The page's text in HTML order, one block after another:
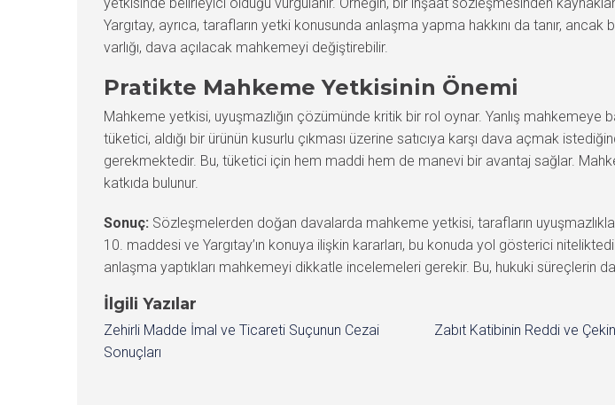
Yargıtay, ayrıca, tarafların yetki konusunda anlaşma yapma hakkını da tanır,
varlığı, dava açılacak mahkemeyi değiştirebilir.
Pratikte Mahkeme Yetkisinin Önemi
Mahkeme yetkisi, uyuşmazlığın çözümünde kritik bir rol oynar. Yanlış mahkemeye
tüketici, aldığı bir ürünün kusurlu çıkması üzerine satıcıya karşı dava açmak
gerekmektedir. Bu, tüketici için hem maddi hem de manevi bir avantaj sağlar.
katkıda bulunur.
Sonuç: Sözleşmelerden doğan davalarda mahkeme yetkisi, tarafların
10. maddesi ve Yargıtay’ın konuya ilişkin kararları, bu konuda yol gösterici
anlaşma yaptıkları mahkemeyi dikkatle incelemeleri gerekir. Bu, hukuki süreçlerin
İlgili Yazılar
Zehirli Madde İmal ve Ticareti Suçunun Cezai
Sonuçları
Zabıt Katibinin Reddi ve